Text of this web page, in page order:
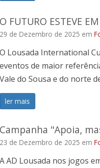
O FUTURO ESTEVE
29 de Dezembro de 2025 em
O Lousada International
eventos de maior
Vale do Sousa e do norte
ler mais
Campanha "Apoia,
23 de Dezembro de 2025 em
A AD Lousada nos jogos